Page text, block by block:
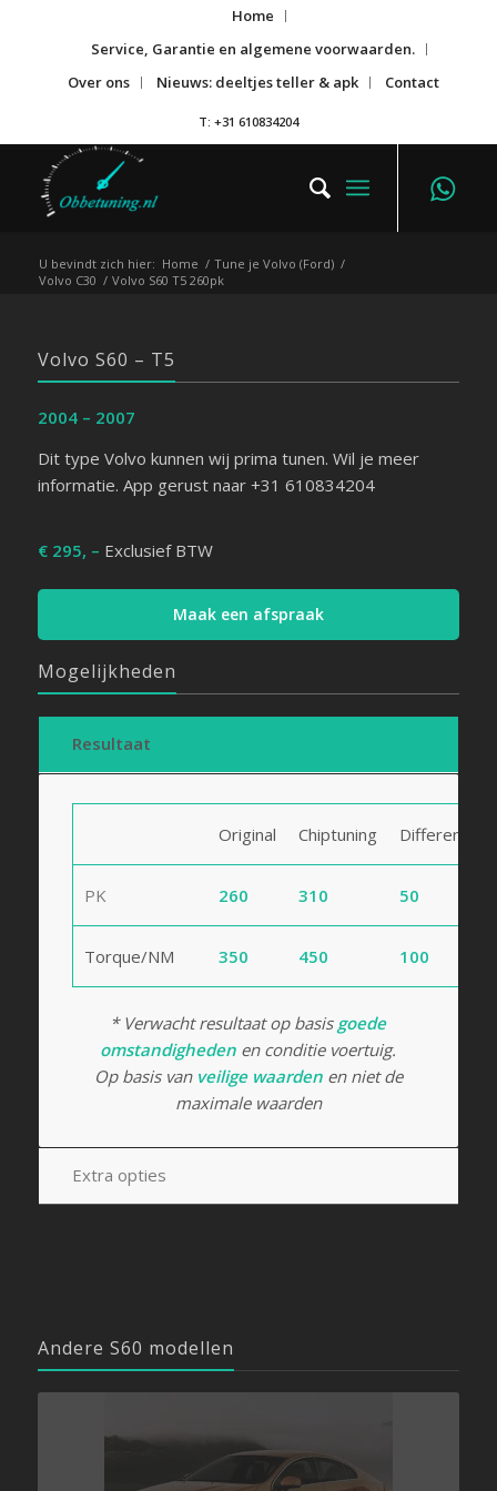
Home
Service, Garantie en algemene voorwaarden.
Over ons
Nieuws: deeltjes teller & apk Contact
T: +31 610834204
U bevindt zich hier: Home / Tune je Volvo (Ford) /
Volvo C30 / Volvo S60 T5 260pk
Volvo S60 – T5
2004 – 2007
Dit type Volvo kunnen wij prima tunen. Wil je meer
informatie. App gerust naar +31 610834204
€ 295, – Exclusief BTW
Maak een afspraak
Mogelijkheden
Resultaat
Original Chiptuning Difference
PK 260 310 50
Torque/NM 350 450 100
* Verwacht resultaat op basis goede
omstandigheden en conditie voertuig.
Op basis van veilige waardenen niet de
maximale waarden
Extra opties
Andere S60 modellen